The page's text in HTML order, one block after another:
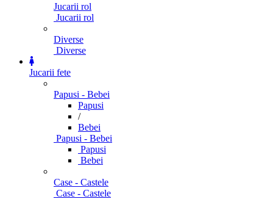
Jucarii rol
Jucarii rol
Diverse
Diverse
Jucarii fete
Papusi - Bebei
Papusi
/
Bebei
Papusi - Bebei
Papusi
Bebei
Case - Castele
Case - Castele